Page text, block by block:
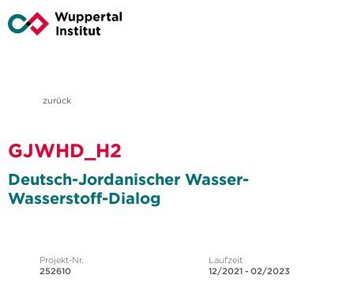
zurück
GJWHD_H2
Deutsch-Jordanischer Wasser-
Wasserstoff-Dialog
Projekt-Nr.
252610
Laufzeit
12/2021 - 02/2023